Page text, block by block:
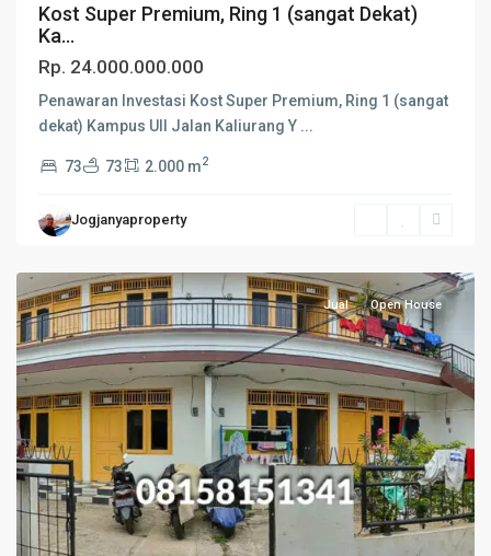
Kost Super Premium, Ring 1 (sangat Dekat)
Ka...
Rp. 24.000.000.000
Penawaran Investasi Kost Super Premium, Ring 1 (sangat
dekat) Kampus UII Jalan Kaliurang Y ...
73 73 2.000 m2
Jogjanyaproperty
Jual Open House